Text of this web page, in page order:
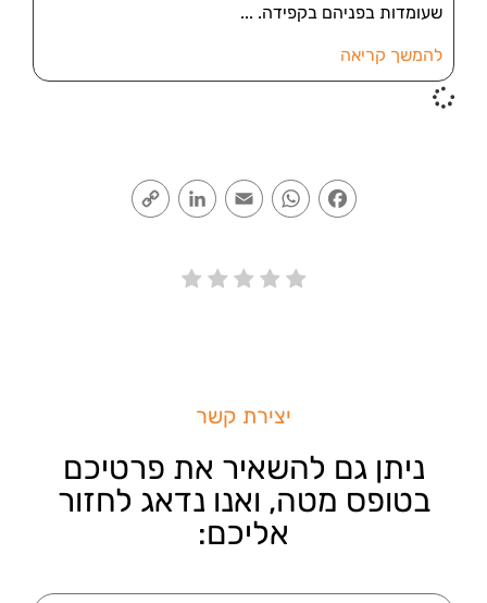
שעומדות בפניהם בקפידה.
להמשך קריאה
Facebook
WhatsApp
Email
LinkedIn
יצירת קשר
ניתן גם להשאיר את פרטיכם
בטופס מטה, ואנו נדאג לחזור
אליכם: